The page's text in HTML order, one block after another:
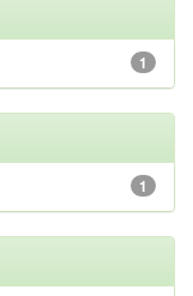
1
1